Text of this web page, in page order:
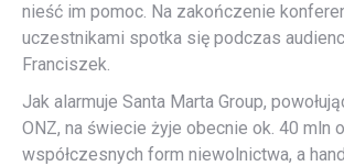
nieść im pomoc. Na zakończenie
uczestnikami spotka się podczas
Franciszek.
Jak alarmuje Santa Marta Group,
ONZ, na świecie żyje obecnie ok. 40 mln
współczesnych form niewolnictwa, a